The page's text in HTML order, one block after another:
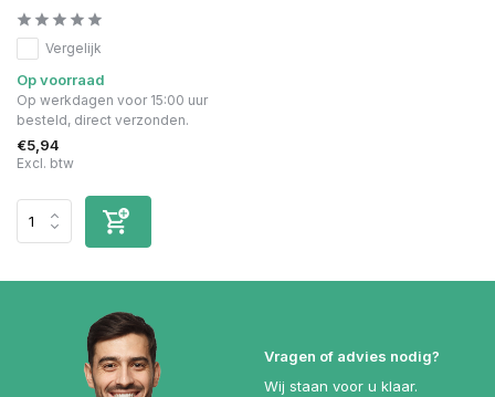
Vergelijk
Op voorraad
Op werkdagen voor 15:00 uur
besteld, direct verzonden.
€5,94
Excl. btw
Vragen of advies nodig?
Wij staan voor u klaar.